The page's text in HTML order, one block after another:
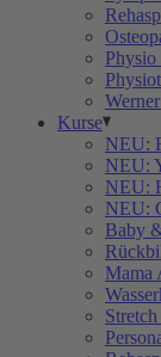
Kurse
NEU:
NEU:
NEU:
NEU:
Baby
Mama